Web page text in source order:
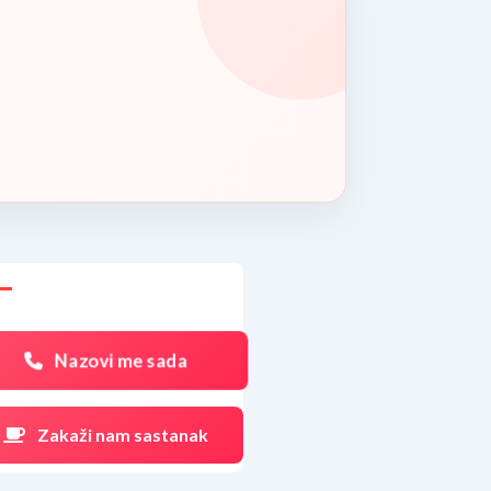
Nazovi me sada
Zakaži nam sastanak